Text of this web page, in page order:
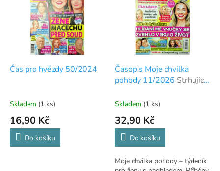
Čas pro hvězdy 50/2024
Skladem (1 ks)
16,90 Kč
Do košíku
Časopis Moje chvilka
pohody 11/2026 Strhující
Skladem (1 ks)
32,90 Kč
Do košíku
Moje chvilka pohody – týdeník